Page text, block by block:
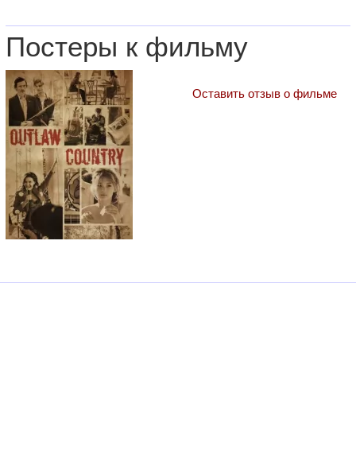
Постеры к фильму
Оставить отзыв о фильме